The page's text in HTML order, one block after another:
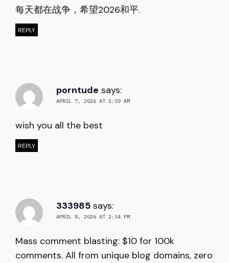
每天都在战争，希望2026和平.
REPLY
porntude says:
APRIL 7, 2026 AT 1:59 AM
wish you all the best
REPLY
333985 says:
APRIL 8, 2026 AT 2:34 PM
Mass comment blasting: $10 for 100k
comments. All from unique blog domains, zero